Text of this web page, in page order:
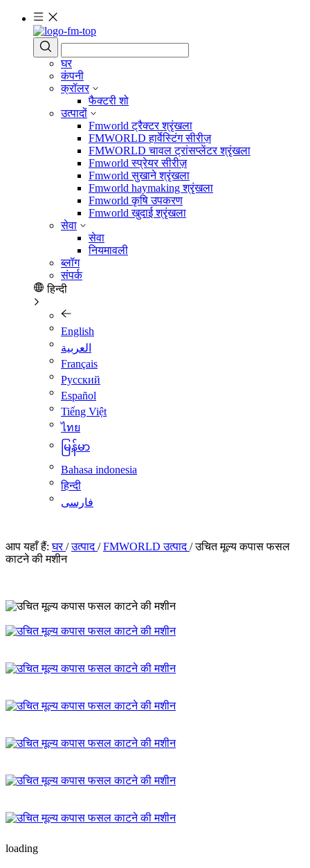
घर
कंपनी
क्रॉलर
फैक्टरी शो
उत्पादों
Fmworld ट्रैक्टर श्रृंखला
FMWORLD हार्वेस्टिंग सीरीज़
FMWORLD चावल ट्रांसप्लेंटर श्रृंखला
Fmworld स्प्रेयर सीरीज़
Fmworld सुखाने श्रृंखला
Fmworld haymaking श्रृंखला
Fmworld कृषि उपकरण
Fmworld खुदाई श्रृंखला
सेवा
सेवा
नियमावली
ब्लॉग
संपर्क
हिन्दी
English
العربية
Français
Pусский
Español
Tiếng Việt
ไทย
မြန်မာ
Bahasa indonesia
हिन्दी
فارسی
आप यहाँ हैं: घर /उत्पाद /FMWORLD उत्पाद /उचित मूल्य कपास फसल
काटने की मशीन
loading